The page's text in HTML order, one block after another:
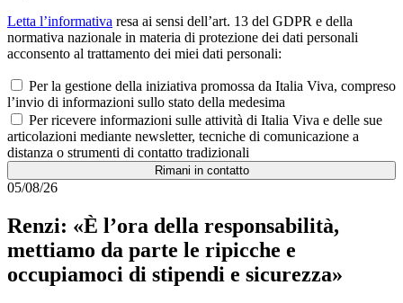
Letta l’informativa resa ai sensi dell’art. 13 del GDPR e della
normativa nazionale in materia di protezione dei dati personali
acconsento al trattamento dei miei dati personali:
Per la gestione della iniziativa promossa da Italia Viva, compreso
l’invio di informazioni sullo stato della medesima
Per ricevere informazioni sulle attività di Italia Viva e delle sue
articolazioni mediante newsletter, tecniche di comunicazione a
distanza o strumenti di contatto tradizionali
Rimani in contatto
05/08/26
Renzi: «È l’ora della responsabilità,
mettiamo da parte le ripicche e
occupiamoci di stipendi e sicurezza»